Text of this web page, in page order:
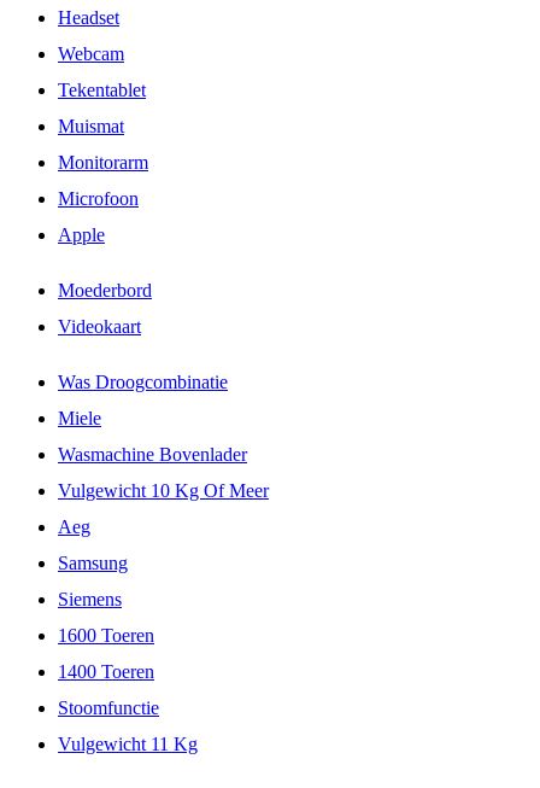
Headset
Webcam
Tekentablet
Muismat
Monitorarm
Microfoon
Apple
Moederbord
Videokaart
Was Droogcombinatie
Miele
Wasmachine Bovenlader
Vulgewicht 10 Kg Of Meer
Aeg
Samsung
Siemens
1600 Toeren
1400 Toeren
Stoomfunctie
Vulgewicht 11 Kg